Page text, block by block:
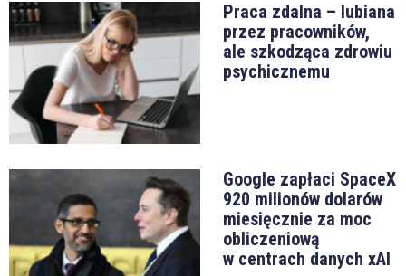
Praca zdalna – lubiana
przez pracowników,
ale szkodząca zdrowiu
psychicznemu
Google zapłaci SpaceX
920 milionów dolarów
miesięcznie za moc
obliczeniową
w centrach danych xAI